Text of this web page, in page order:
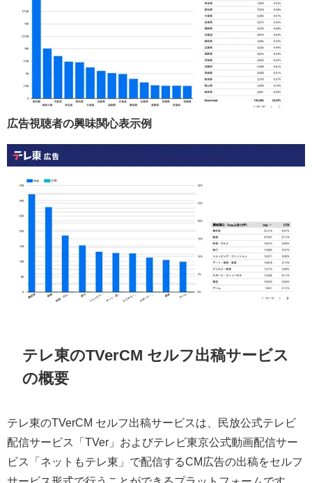
広告視聴者の興味関心表示例
テレ東のTVerCM セルフ出稿サービス
の概要
テレ東のTVerCM セルフ出稿サービスは、民放公式テレビ
配信サービス「TVer」およびテレビ東京公式動画配信サー
ビス「ネットもテレ東」で配信するCM広告の出稿をセルフ